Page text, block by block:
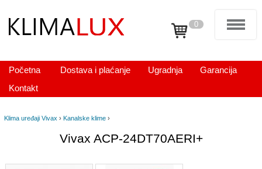
0
Početna Dostava i plaćanje Ugradnja
Garancija
Kontakt
Klima uređaji Vivax › Kanalske klime ›
Vivax ACP-24DT70AERI+